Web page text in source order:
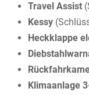
Travel Assist
Kessy
Heckklappe
Klimaanlage